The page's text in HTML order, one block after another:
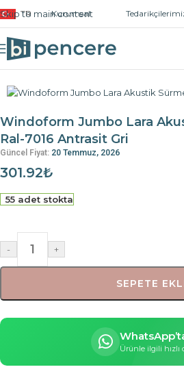
Skip to main content
TR Kurumsal
Ana Sayfa
Windoform Jumbo Lara
Ral-7016 Antrasit Gri
Güncel Fiyat: 20 Temmuz, 2026
301.92₺
55 adet stokta
- +
SEPETE
Ürünle ilgili hızlı